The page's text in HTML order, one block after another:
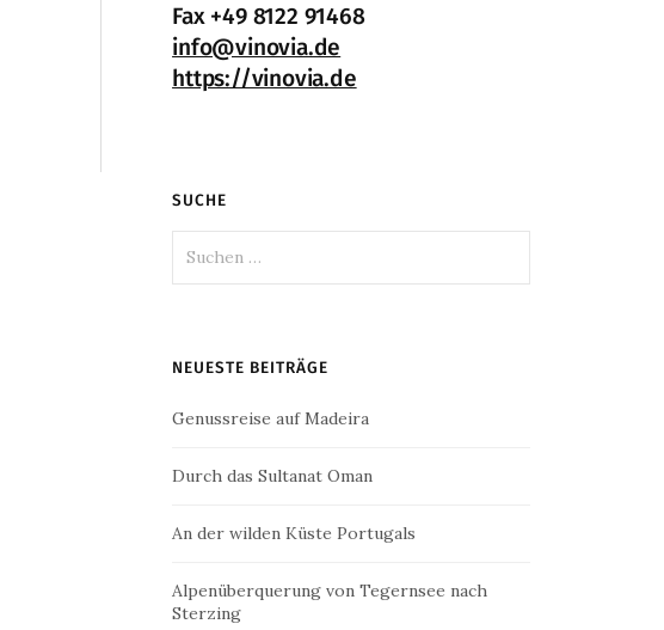
Fax +49 8122 91468
info@vinovia.de
https://vinovia.de
SUCHE
nach:
NEUESTE BEITRÄGE
Genussreise auf Madeira
Durch das Sultanat Oman
An der wilden Küste Portugals
Alpenüberquerung von Tegernsee nach
Sterzing